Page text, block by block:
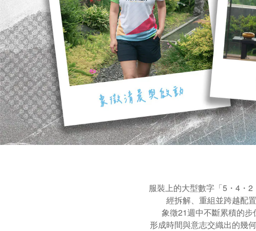
服裝上的大型數字「5・4・2
經拆解、重組並跨越配
象徵21週中不斷累積的步
形成時間與意志交織出的幾